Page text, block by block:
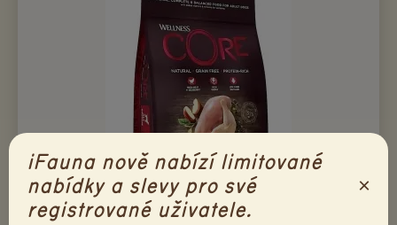
iFauna nově nabízí limitované
nabídky a slevy pro své
registrované uživatele.
×